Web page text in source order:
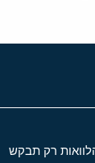
רק תבקש